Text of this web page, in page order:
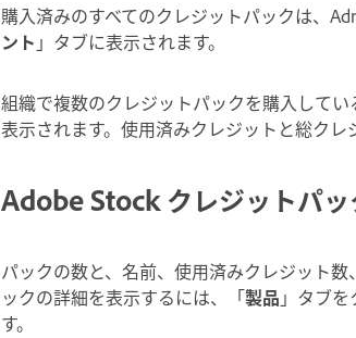
購入済みのすべてのクレジットパックは、
ント 」タブに表示されます。
組織で複数のクレジットパックを購入して
表示されます。使用済みクレジットと総クレ
Adobe Stock クレジットパ
パックの数と、名前、使用済みクレジット
ックの詳細を表示するには、「製品 」タブ
す。